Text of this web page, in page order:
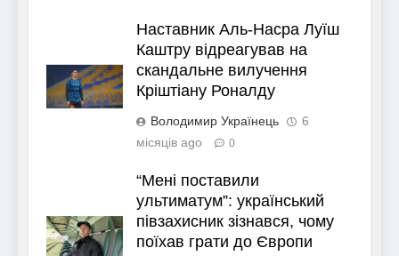
Наставник Аль-Насра Луїш
Каштру відреагував на
скандальне вилучення
Кріштіану Роналду
Володимир Українець
6
місяців ago
0
“Мені поставили
ультиматум”: український
півзахисник зізнався, чому
поїхав грати до Європи